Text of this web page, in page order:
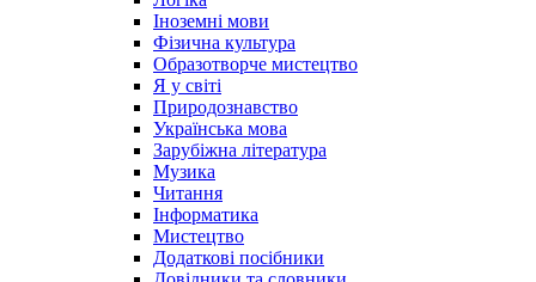
Іноземні мови
Фізична культура
Образотворче мистецтво
Я у світі
Природознавство
Українська мова
Зарубіжна література
Музика
Читання
Інформатика
Мистецтво
Додаткові посібники